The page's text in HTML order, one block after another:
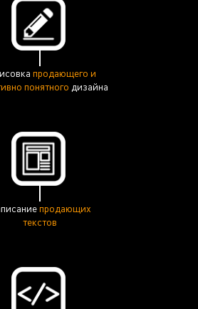
продающего и
понятного дизайна
продающих
текстов